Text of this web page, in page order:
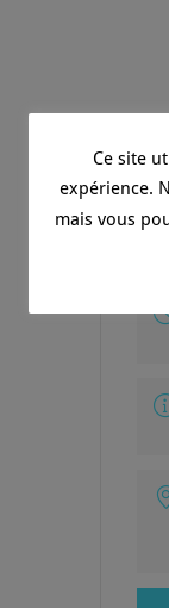
Ce site
expérience.
mais vous